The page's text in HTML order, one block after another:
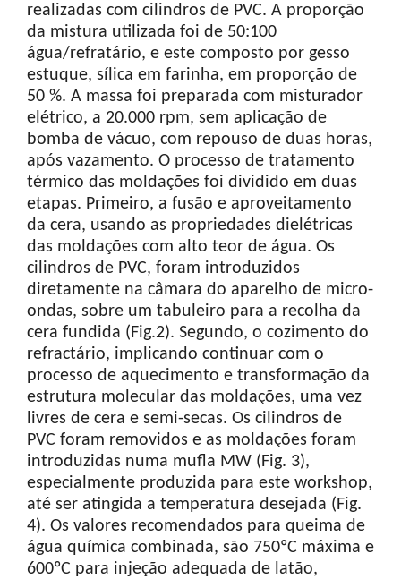
realizadas com cilindros de PVC. A proporção
da mistura utilizada foi de 50:100
água/refratário, e este composto por gesso
estuque, sílica em farinha, em proporção de
50 %. A massa foi preparada com misturador
elétrico, a 20.000 rpm, sem aplicação de
bomba de vácuo, com repouso de duas horas,
após vazamento. O processo de tratamento
térmico das moldações foi dividido em duas
etapas. Primeiro, a fusão e aproveitamento
da cera, usando as propriedades dielétricas
das moldações com alto teor de água. Os
cilindros de PVC, foram introduzidos
diretamente na câmara do aparelho de micro-
ondas, sobre um tabuleiro para a recolha da
cera fundida (Fig.2). Segundo, o cozimento do
refractário, implicando continuar com o
processo de aquecimento e transformação da
estrutura molecular das moldações, uma vez
livres de cera e semi-secas. Os cilindros de
PVC foram removidos e as moldações foram
introduzidas numa mufla MW (Fig. 3),
especialmente produzida para este workshop,
até ser atingida a temperatura desejada (Fig.
4). Os valores recomendados para queima de
água química combinada, são 750ºC máxima e
600ºC para injeção adequada de latão,